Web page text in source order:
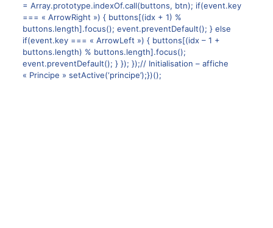
= Array.prototype.indexOf.call(buttons, btn); if(event.key
=== « ArrowRight ») { buttons[(idx + 1) %
buttons.length].focus(); event.preventDefault(); } else
if(event.key === « ArrowLeft ») { buttons[(idx – 1 +
buttons.length) % buttons.length].focus();
event.preventDefault(); } }); });// Initialisation – affiche
« Principe » setActive(‘principe’);})();